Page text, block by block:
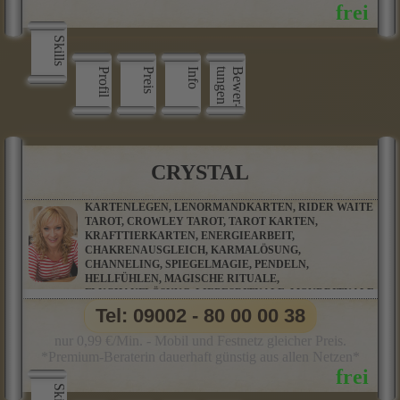
Skills
Profil
Preis Info B
e
w
e
r
­
t
u
n
g
e
n
CRYSTAL
KARTENLEGEN, LENORMANDKARTEN, RIDER WAITE
TAROT, CROWLEY TAROT, TAROT KARTEN,
KRAFTTIERKARTEN, ENERGIEARBEIT,
CHAKRENAUSGLEICH, KARMALÖSUNG,
CHANNELING, SPIEGELMAGIE, PENDELN,
HELLFÜHLEN, MAGISCHE RITUALE,
FLUCHAUFLÖSUNG, LIEBESRITUALE, MONDRITUALE,
SCHUTZRITUALE, TRAUMDEUTUNG,
PARTNERBERATUNG
Tel: 09002 - 80 00 00 38